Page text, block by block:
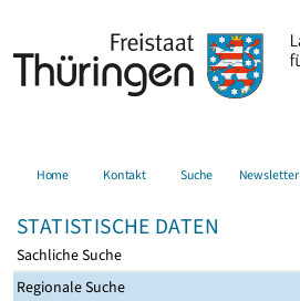
Home Kontakt Suche Newsletter
STATISTISCHE DATEN
Sachliche Suche
Regionale Suche